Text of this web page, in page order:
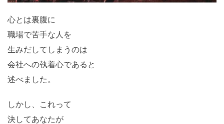
心とは裏腹に
職場で苦手な人を
生みだしてしまうのは
会社への執着心であると
述べました。
しかし、これって
決してあなたが